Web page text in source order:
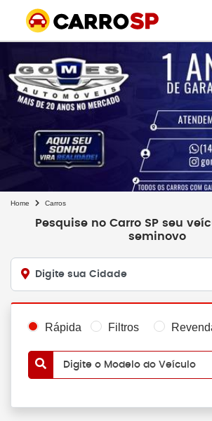
Home Carros
Pesquise no Carro SP seu
seminovo
Digite sua Cidade
Rápida Filtros
Digite o Modelo do Veículo